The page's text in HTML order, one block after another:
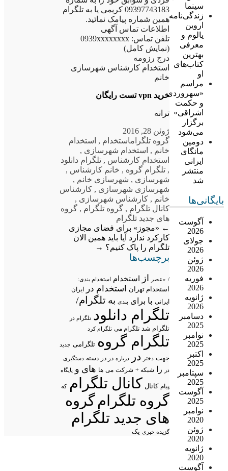
سینما
زندگی‌نامه
اروین
یالوم و
معرفی
بهترین
کتاب‌های
او
مراسم
«سهروردی
و حکمت
اشراقی»
برگزار
می‌شود
دومین
مانگای
ایرانی
منتشر
شد
بایگانی‌ها
آگوست
2026
جولای
2026
ژوئن
2026
فوریه
2026
ژانویه
2026
دسامبر
2025
نوامبر
2025
اکتبر
2025
سپتامبر
2025
آگوست
2025
نوامبر
2020
ژوئن
2020
ژانویه
2020
آگوست
09397743183 کریمی یا به تلگرام
همین شماره پیامک نمائید.
اطلاعات تماس آگهی
تلفن تماس: 0939xxxxxxxx
(نمایش کامل)
درج رزومه
استخدام کارشناس شهرسازی
خانم
خرید vpn تست رایگان
ترانه
ژوئن 28, 2016
گروه تلگراماستخدام , استخدام
خانم , استخدام شهرسازی ,
استخدام کارشناس , تلگرام دانلود
, تلگرام گروه , خانم کارشناس ,
شهرسازی , شهرسازی خانم ,
شهرسازی شهرسازی , کارشناس
خانم , کارشناس شهرسازی ,
کانال تلگرام , گروه تلگرام , گروه
های جدید تلگرام
← «مجوز» برای فضای مجازی
کارکرد ندارد آیا باید همین الان
تلگرام را پاک کنیم؟ →
برچسب‌ها
/ «عصر از استخدام استخدام بندی:
استخدام تهران استخدام در ایران
ایرانی با برای بندی به تلگرام/
تلگرام دانلود تلگرام در
تلگرام شد تلگرام می تلگرام کرد
تلگرام گروه تلگرامی جدید
جهت دختر در درباره در در دسته دستگیری
در
را شبکه + شرکت می ها های و پایگاه
پیام کانال کانال تلگرام که
گروه تلگرامگروه
های جدید تلگرام
گزیده خبری یک